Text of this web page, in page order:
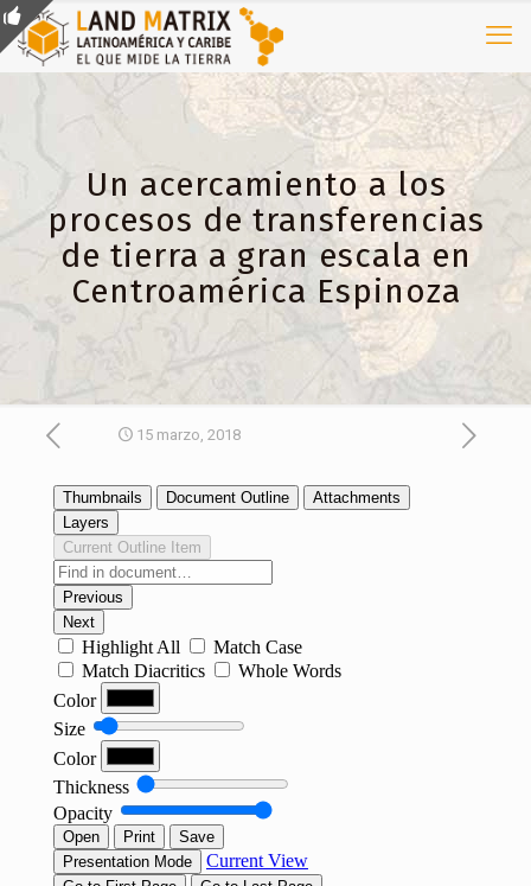
Un acercamiento a los
procesos de transferencias
de tierra a gran escala en
Centroamérica Espinoza
15 marzo, 2018